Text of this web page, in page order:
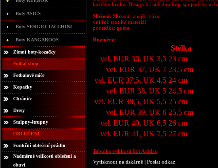
Boty ASICS
Boty SERGIO TACCHINI
Boty KANGAROOS
Zimní boty-kozačky
Fotbal shop
Fotbalové míče
Kopačky
Chrániče
Dresy
Stulpny-štrupny
OBLEČENÍ
Funkční oblečení-prádlo
Nadměrné velikosti oblečení a
obuvi
každém kroku. Design krásně doplňuje spojení černé
Složení: Složení: vnější: kůže
vnitřní: textilní materiál
podrážka: guma
Rozměry:
Stélka
vel. EUR 36, UK 3,5 23 cm
vel. EUR 37, UK 7 23,5 cm
vel. EUR 37,5, UK 4,5 24 cm
vel. EUR 38, UK 5 24,5 cm
vel. EUR 38,5, UK 5,5 25 cm
vel. EUR 39, UK 6 25,5 cm
vel. EUR 40, UK 6,5 26 cm
vel. EUR 41, UK 7,5 27 cm
Tabulka velikostí bot Adidas
Vytisknout na tiskárně | Poslat odkaz